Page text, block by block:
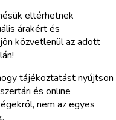
eltérhetnek
árakért és
közvetlenül az adott
tájékoztatást nyújtson
és online
nem az egyes